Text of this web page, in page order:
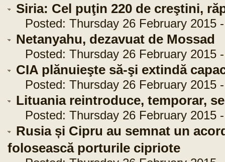
Siria: Cel puţin 220 de creştini,
Posted: Thursday 26 February 2015
Netanyahu, dezavuat de Mossad
Posted: Thursday 26 February 2015 -
CIA plănuieşte să-şi extindă
Posted: Thursday 26 February 2015 -
Lituania reintroduce, temporar,
Posted: Thursday 26 February 2015 -
Rusia și Cipru au semnat un
folosească porturile cipriote